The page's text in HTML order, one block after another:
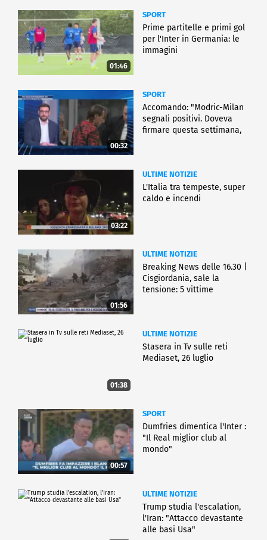
01:46
SPORT
Prime partitelle e primi gol
per l'Inter in Germania: le
immagini
00:32
SPORT
Accomando: "Modric-Milan
segnali positivi. Doveva
firmare questa settimana,
03:22
ULTIME NOTIZIE
L'Italia tra tempeste, super
caldo e incendi
01:56
ULTIME NOTIZIE
Breaking News delle 16.30 |
Cisgiordania, sale la
tensione: 5 vittime
01:38
ULTIME NOTIZIE
Stasera in Tv sulle reti
Mediaset, 26 luglio
00:57
SPORT
Dumfries dimentica l'Inter :
"Il Real miglior club al
mondo"
ULTIME NOTIZIE
Trump studia l'escalation,
l'Iran: "Attacco devastante
alle basi Usa"